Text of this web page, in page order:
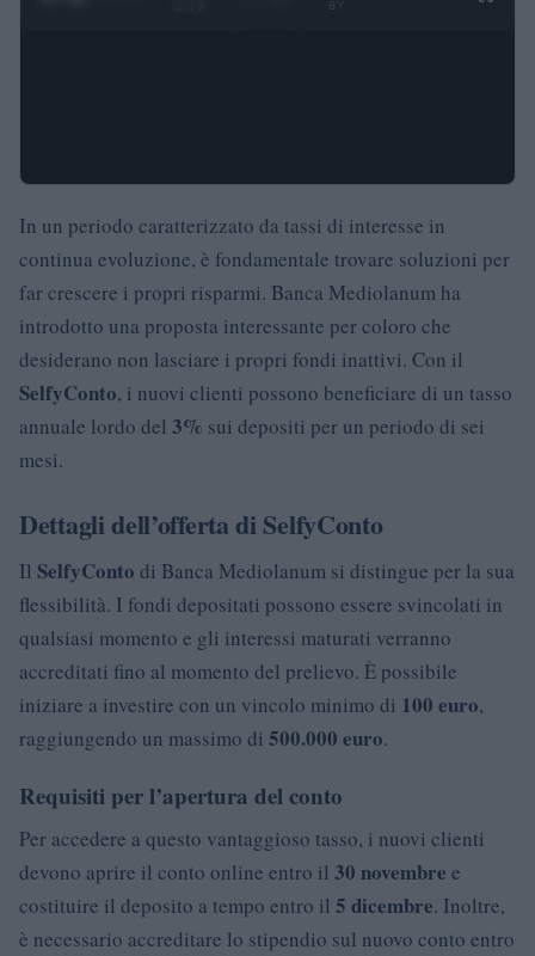
In un periodo caratterizzato da tassi di interesse in
continua evoluzione, è fondamentale trovare soluzioni per
far crescere i propri risparmi. Banca Mediolanum ha
introdotto una proposta interessante per coloro che
desiderano non lasciare i propri fondi inattivi. Con il
SelfyConto, i nuovi clienti possono beneficiare di un tasso
annuale lordo del 3% sui depositi per un periodo di sei
mesi.
Dettagli dell’offerta di SelfyConto
Il SelfyConto di Banca Mediolanum si distingue per la sua
flessibilità. I fondi depositati possono essere svincolati in
qualsiasi momento e gli interessi maturati verranno
accreditati fino al momento del prelievo. È possibile
iniziare a investire con un vincolo minimo di 100 euro,
raggiungendo un massimo di 500.000 euro.
Requisiti per l’apertura del conto
Per accedere a questo vantaggioso tasso, i nuovi clienti
devono aprire il conto online entro il 30 novembre e
costituire il deposito a tempo entro il 5 dicembre. Inoltre,
è necessario accreditare lo stipendio sul nuovo conto entro